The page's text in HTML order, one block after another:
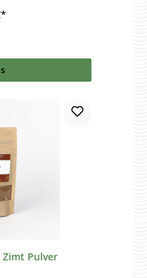
Zimt Pulver